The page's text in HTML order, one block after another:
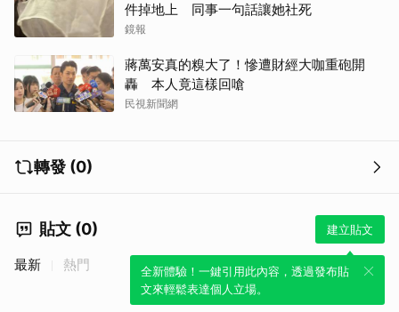
件掉地上 同事一句話讓她社死
鏡報
蔣萬安真的糗大了！慘遭財經大咖重砲開
轟 本人竟這樣回嗆
民視新聞網
轉發 (0)
貼文 (0) 建立貼文
全新體驗！一鍵引用此內容，透過發布貼
文來輕鬆表達個人立場。
最新 熱門